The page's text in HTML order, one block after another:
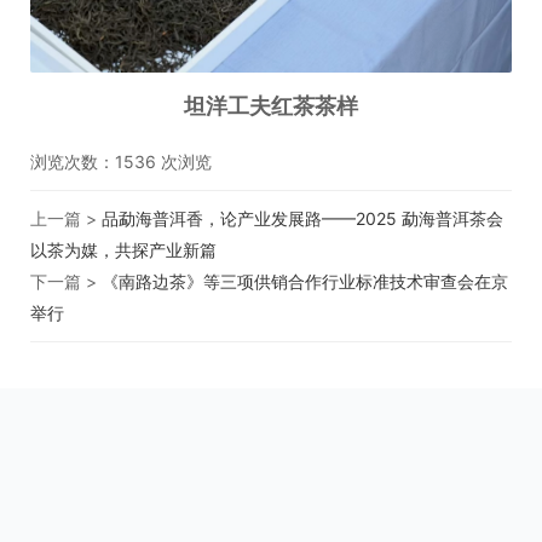
坦洋工夫红茶茶样
浏览次数： 1536 次浏览
上一篇 > 品勐海普洱香，论产业发展路——2025 勐海普洱茶会
以茶为媒，共探产业新篇
下一篇 >
《南路边茶》等三项供销合作行业标准技术审查会在京
举行